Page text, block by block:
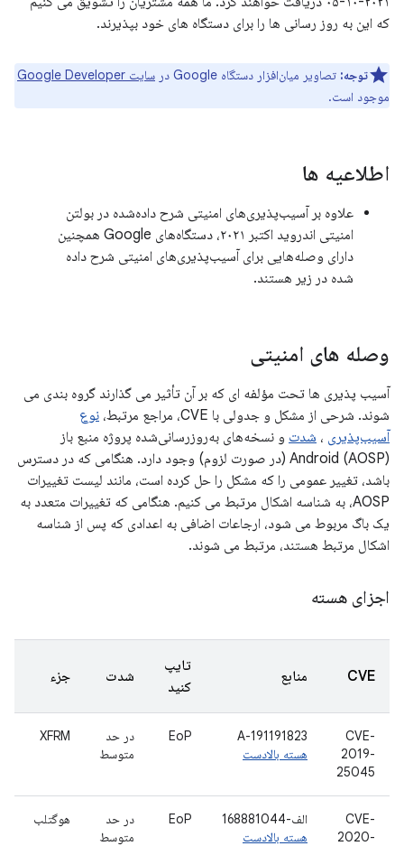
که این به روز رسانی ها را برای دستگاه های خود بپذیرند.
توجه: تصاویر میان‌افزار دستگاه Google در
سایت Google Developer
موجود است.
اطلاعیه ها
علاوه بر آسیب‌پذیری‌های امنیتی شرح داده‌شده در بولتن
امنیتی اندروید اکتبر ۲۰۲۱، دستگاه‌های Google همچنین
دارای وصله‌هایی برای آسیب‌پذیری‌های امنیتی شرح داده
شده در زیر هستند.
وصله های امنیتی
آسیب پذیری ها تحت مؤلفه ای که بر آن تأثیر می گذارند گروه بندی می
شوند. شرحی از مشکل و جدولی با CVE، مراجع مرتبط،
نوع
آسیب‌پذیری ، شدت و نسخه‌های به‌روزرسانی‌شده پروژه منبع باز
Android (AOSP) (در صورت لزوم) وجود دارد. هنگامی که در دسترس
باشد، تغییر عمومی را که مشکل را حل کرده است، مانند لیست تغییرات
AOSP، به شناسه اشکال مرتبط می کنیم. هنگامی که تغییرات متعدد به
یک باگ مربوط می شود، ارجاعات اضافی به اعدادی که پس از شناسه
اشکال مرتبط هستند، مرتبط می شوند.
اجزای هسته
CVE منابع
تایپ
کنید
شدت جزء
CVE-
2019-
25045
A-191191823
هسته بالادست
EoP
در حد
متوسط
XFRM
CVE-
2020-
الف-168881044
هسته بالادست
EoP
در حد
متوسط
هوگتلب